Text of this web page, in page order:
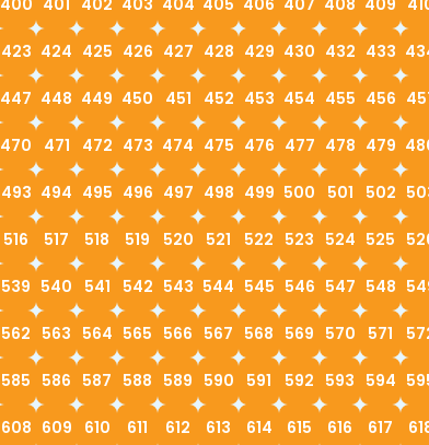
423 424 425 426 427 428 429 430 432 433
447 448 449 450 451 452 453 454 455 456
470 471 472 473 474 475 476 477 478 479
493 494 495 496 497 498 499 500 501 502
516 517 518 519 520 521 522 523 524 525
539 540 541 542 543 544 545 546 547 548
562 563 564 565 566 567 568 569 570 571
585 586 587 588 589 590 591 592 593 594
608 609 610 611 612 613 614 615 616 617